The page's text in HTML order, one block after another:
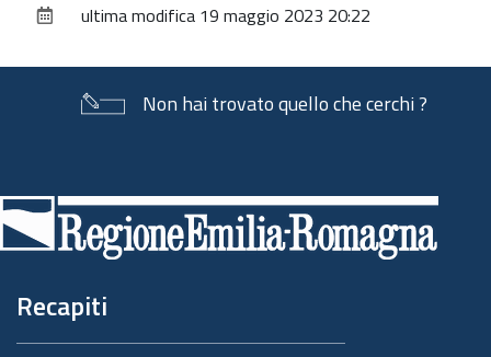
documentoultima modifica 19 maggio 2023 20:22
Non hai trovato quello che cerchi ?
di
pagina
Recapiti